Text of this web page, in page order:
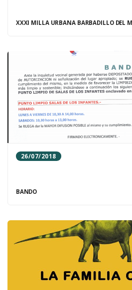
XXXI MILLA URBANA BARBADILLO DEL
26/07/2018
BANDO